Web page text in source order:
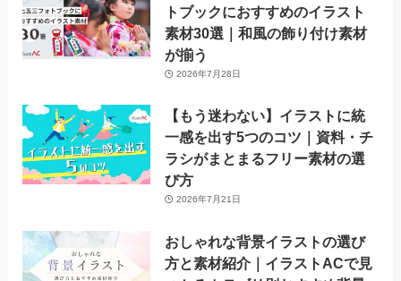
トブックにおすすめのイラスト
素材30選｜和風の飾り付け素材
が揃う
2026年7月28日
【もう迷わない】イラストに統
一感を出す5つのコツ｜資料・チ
ラシがまとまるフリー素材の選
び方
2026年7月21日
おしゃれな背景イラストの選び
方と素材紹介｜イラストACで見